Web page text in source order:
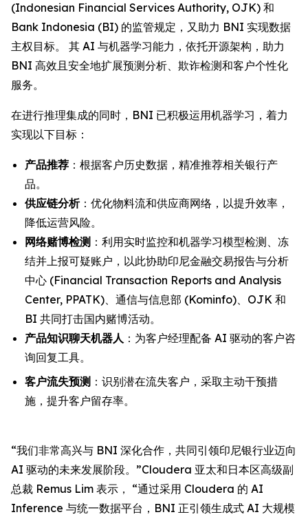
(Indonesian Financial Services Authority, OJK) 和
Bank Indonesia (BI) 的监管规定，又助力 BNI 实现数据
主权目标。 其 AI 与机器学习能力，依托开源架构，助力
BNI 高效且安全地扩展预测分析、欺诈检测和客户个性化
服务。
在进行推理集成的同时，BNI 已积极运用机器学习，着力
实现以下目标：
产品推荐 ：根据客户历史数据，精准推荐相关银行产
品。
供应链分析：优化物料流和供应商网络，以提升效率，
降低运营风险。
网络赌博检测 ：利用实时监控和机器学习模型检测、冻
结并上报可疑账户，以此协助印尼金融交易报告与分析
中心 (Financial Transaction Reports and Analysis
Center, PPATK)、通信与信息部 (Kominfo)、OJK 和
BI 共同打击国内赌博活动。
产品知识聊天机器人 ：为客户经理配备 AI 驱动的客户咨
询回复工具。
客户流失预测 ：识别潜在流失客户，采取主动干预措
施，提升客户留存率。
“我们非常高兴与 BNI 深化合作，共同引领印尼银行业迈向
AI 驱动的未来发展阶段。”Cloudera 亚太和日本区高级副
总裁 Remus Lim 表示， “通过采用 Cloudera 的 AI
Inference 与统一数据平台，BNI 正引领生成式 AI 大规模